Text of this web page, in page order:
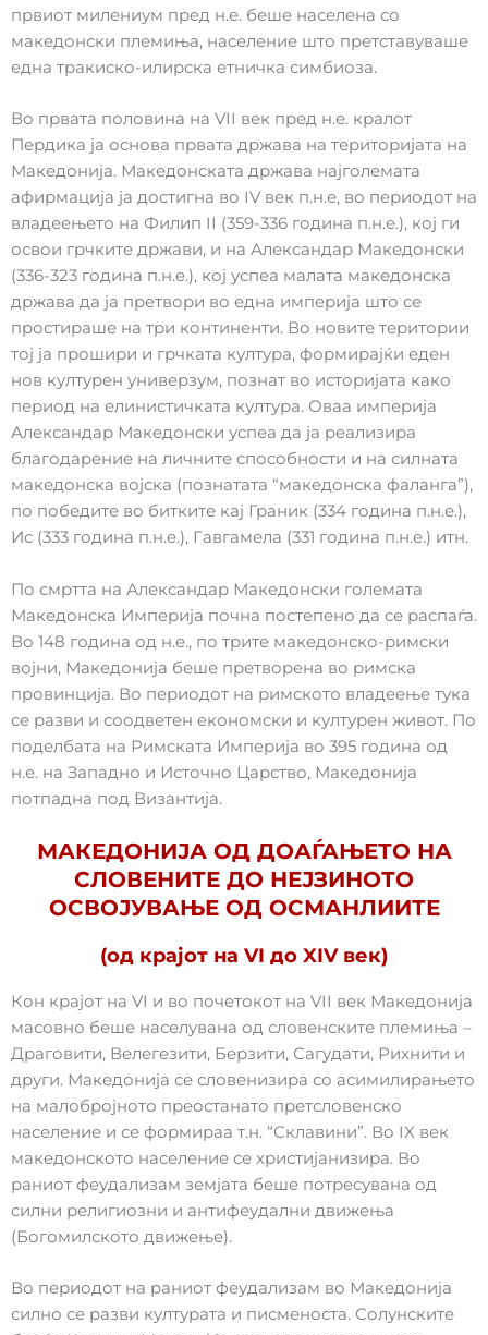
првиот милениум пред н.е. беше населена со
македонски племиња, население што претставуваше
една тракиско-илирска етничка симбиоза.
Во првата половина на VII век пред н.е. кралот
Пердика ја основа првата држава на територијата на
Македонија. Македонската држава најголемата
афирмација ја достигна во IV век п.н.е, во периодот на
владеењето на Филип II (359-336 година п.н.е.), кој ги
освои грчките држави, и на Александар Македонски
(336-323 година п.н.е.), кој успеа малата македонска
држава да ја претвори во една империја што се
простираше на три континенти. Во новите територии
тој ја прошири и грчката култура, формирајќи еден
нов културен универзум, познат во историјата како
период на елинистичката култура. Оваа империја
Александар Македонски успеа да ја реализира
благодарение на личните способности и на силната
македонска војска (познатата “македонска фаланга”),
по победите во битките кај Граник (334 година п.н.е.),
Ис (333 година п.н.е.), Гавгамела (331 година п.н.е.) итн.
По смртта на Александар Македонски големата
Македонска Империја почна постепено да се распаѓа.
Во 148 година од н.е., по трите македонско-римски
војни, Македонија беше претворена во римска
провинција. Во периодот на римското владеење тука
се разви и соодветен економски и културен живот. По
поделбата на Римската Империја во 395 година од
н.е. на Западно и Источно Царство, Македонија
потпадна под Византија.
МАКЕДОНИЈА ОД ДОАЃАЊЕТО НА
СЛОВЕНИТЕ ДО НЕЈЗИНОТО
ОСВОЈУВАЊЕ ОД ОСМАНЛИИТЕ
(од крајот на VI до XIV век)
Кон крајот на VI и во почетокот на VII век Македонија
масовно беше населувана од словенските племиња –
Драговити, Велегезити, Берзити, Сагудати, Рихнити и
други. Македонија се словенизира со асимилирањето
на малобројното преостанато претсловенско
население и се формираа т.н. “Склавини”. Во IX век
македонското население се христијанизира. Во
раниот феудализам земјата беше потресувана од
силни религиозни и антифеудални движења
(Богомилското движење).
Во периодот на раниот феудализам во Македонија
силно се разви културата и писменоста. Солунските